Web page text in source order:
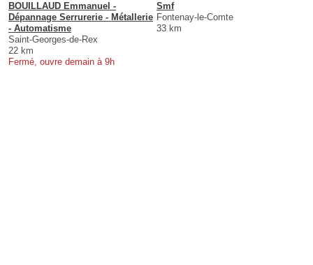
BOUILLAUD Emmanuel -
Dépannage Serrurerie - Métallerie
- Automatisme
Saint-Georges-de-Rex
22 km
Fermé, ouvre demain à 9h
Smf
Fontenay-le-Comte
33 km